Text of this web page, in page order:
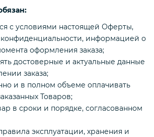
с условиями настоящей Оферты,
информацией о
оформления заказа;
достоверные и актуальные данные
заказа;
и в полном объеме оплачивать
Товаров;
в сроки и порядке, согласованном
эксплуатации, хранения и